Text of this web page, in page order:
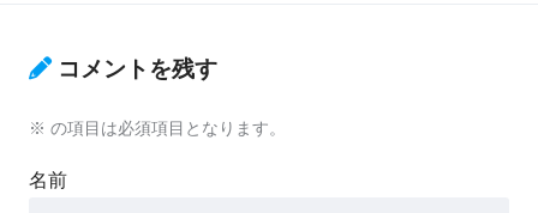
コメントを残す
※ の項目は必須項目となります。
名前